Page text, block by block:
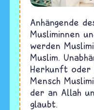
Anhängende
Musliminnen
werden
Muslim.
Herkunft oder
Mensch
der an Allah
glaubt.